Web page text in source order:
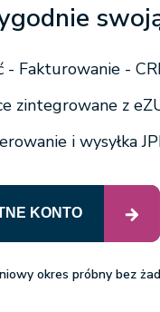
- Fakturowanie -
zintegrowane z
i wysyłka
KONTO
okres próbny bez